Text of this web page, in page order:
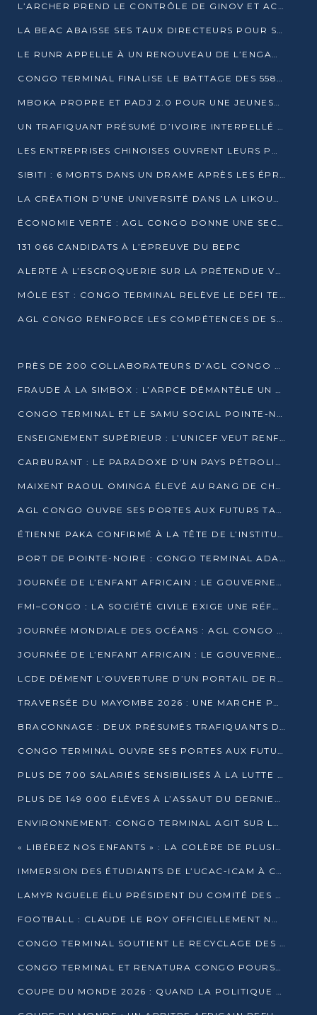
L’ARCHER PREND LE CONTRÔLE DE GINOV ET ACCÉLÈRE SON VIRAGE NUMÉRIQUE
LA BEAC ABAISSE SES TAUX DIRECTEURS POUR SOUTENIR LA CROISSANCE EN ZONE CEMAC
LE RUNR APPELLE À UN RENOUVEAU DE L’ENGAGEMENT MILITANT
CONGO TERMINAL FINALISE LE BATTAGE DES 558 PIEUX DU FUTUR QUAI DU MÔLE EST
MBOKA PROPRE ET PADJ 2.0 POUR UNE JEUNESSE PLUS AUTONOME
UN TRAFIQUANT PRÉSUMÉ D’IVOIRE INTERPELLÉ À DOLISIE
LES ENTREPRISES CHINOISES OUVRENT LEURS PORTES AUX JEUNES DIPLÔMÉS
SIBITI : 6 MORTS DANS UN DRAME APRÈS LES ÉPREUVES DU BEPC
LA CRÉATION D’UNE UNIVERSITÉ DANS LA LIKOUALA AU CŒUR D’UNE RÉFLEXION NATIONALE
ÉCONOMIE VERTE : AGL CONGO DONNE UNE SECONDE VIE À SES DÉCHETS INDUSTRIELS
131 066 CANDIDATS À L’ÉPREUVE DU BEPC
ALERTE À L’ESCROQUERIE SUR LA PRÉTENDUE VENTE DE PARCELLES AFAT
MÔLE EST : CONGO TERMINAL RELÈVE LE DÉFI TECHNIQUE DES SABLES BITUMINEUX
AGL CONGO RENFORCE LES COMPÉTENCES DE SES ÉQUIPES AVEC LA CERTIFICATION CACES® R483
PRÈS DE 200 COLLABORATEURS D’AGL CONGO EN FORMATION JUSQU’EN JUILLET
FRAUDE À LA SIMBOX : L’ARPCE DÉMANTÈLE UN RÉSEAU UTILISANT DES CARTES SIM OUGANDAISES
CONGO TERMINAL ET LE SAMU SOCIAL POINTE-NOIRE RENOUVELLENT LEUR PARTENARIAT EN FAVEUR DES JEUNES VULNÉRABLES
ENSEIGNEMENT SUPÉRIEUR : L’UNICEF VEUT RENFORCER LA RECHERCHE SUR LES QUESTIONS DE L’ENFANCE
CARBURANT : LE PARADOXE D’UN PAYS PÉTROLIER CONFRONTÉ À DES PÉNURIES RÉCURRENTES
MAIXENT RAOUL OMINGA ÉLEVÉ AU RANG DE CHEVALIER DE L’ORDRE DE L’AMITIÉ ENTRE LA RUSSIE ET LE CONGO
AGL CONGO OUVRE SES PORTES AUX FUTURS TALENTS DE LA LOGISTIQUE
ÉTIENNE PAKA CONFIRMÉ À LA TÊTE DE L’INSTITUT GÉOGRAPHIQUE NATIONAL
PORT DE POINTE-NOIRE : CONGO TERMINAL ADAPTE SON DRAGAGE AUX SABLES BITUMINEUX
JOURNÉE DE L’ENFANT AFRICAIN : LE GOUVERNEMENT RÉAFFIRME SON ENGAGEMENT POUR L’ACCÈS À L’EAU ET À L’ASSAINISSEMENT
FMI–CONGO : LA SOCIÉTÉ CIVILE EXIGE UNE RÉFORME DE LA FISCALITÉ PÉTROLIÈRE
JOURNÉE MONDIALE DES OCÉANS : AGL CONGO MOBILISE SES COLLABORATEURS POUR LA PRÉSERVATION DE LA BIODIVERSITÉ MARINE
JOURNÉE DE L’ENFANT AFRICAIN : LE GOUVERNEMENT MOBILISÉ POUR L’HYGIÈNE DANS LES ORPHELINATS
LCDE DÉMENT L’OUVERTURE D’UN PORTAIL DE RECRUTEMENT ET APPELLE À LA VIGILANCE
TRAVERSÉE DU MAYOMBE 2026 : UNE MARCHE POUR SENSIBILISER ET DÉPISTER AU DIABÈTE
BRACONNAGE : DEUX PRÉSUMÉS TRAFIQUANTS D’HIPPOPOTAME ÉCROUÉS À BRAZZAVILLE
CONGO TERMINAL OUVRE SES PORTES AUX FUTURS INGÉNIEURS DE L’UCAC-ICAM
PLUS DE 700 SALARIÉS SENSIBILISÉS À LA LUTTE CONTRE LA TUBERCULOSE À CONGO TERMINAL
PLUS DE 149 000 ÉLÈVES À L’ASSAUT DU DERNIER CEPE
ENVIRONNEMENT: CONGO TERMINAL AGIT SUR LE TERRAIN ET FORME LES PLUS JEUNES
« LIBÉREZ NOS ENFANTS » : LA COLÈRE DE PLUSIEURS MÈRES À BRAZZAVILLE CONTRE LA DGSP
IMMERSION DES ÉTUDIANTS DE L’UCAC-ICAM À CONGO TERMINAL
LAMYR NGUELE ÉLU PRÉSIDENT DU COMITÉ DES MEMBRES D’HONNEUR DU PCT
FOOTBALL : CLAUDE LE ROY OFFICIELLEMENT NOMMÉ SÉLECTIONNEUR DU CONGO
CONGO TERMINAL SOUTIENT LE RECYCLAGE DES DÉCHETS PLASTIQUES À POINTE-NOIRE
CONGO TERMINAL ET RENATURA CONGO POURSUIVENT LEUR COMBAT POUR LA BIODIVERSITÉ
COUPE DU MONDE 2026 : QUAND LA POLITIQUE MENACE L’UNIVERSALITÉ DU FOOTBALL